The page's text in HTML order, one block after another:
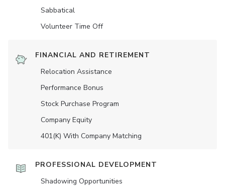
Sabbatical
Volunteer Time Off
FINANCIAL AND RETIREMENT
Relocation Assistance
Performance Bonus
Stock Purchase Program
Company Equity
401(K) With Company Matching
PROFESSIONAL DEVELOPMENT
Shadowing Opportunities